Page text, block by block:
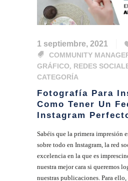
1 septiembre, 2021
COMMUNITY
GRÁFICO, REDES
CATEGORÍA
Fotografía Para
Como Tener Un
Instagram
Sabéis que la primera impresión
sobre todo en Instagram, la red
excelencia en la que es
nuestra mejor cara si queremos
nuestras publicaciones. Para